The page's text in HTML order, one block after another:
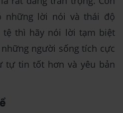
những lời nói và thái độ
tệ thì hãy nói lời tạm biệt
người sống tích cực
tự tin tốt hơn và yêu bản